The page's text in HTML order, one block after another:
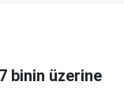
binin üzerine